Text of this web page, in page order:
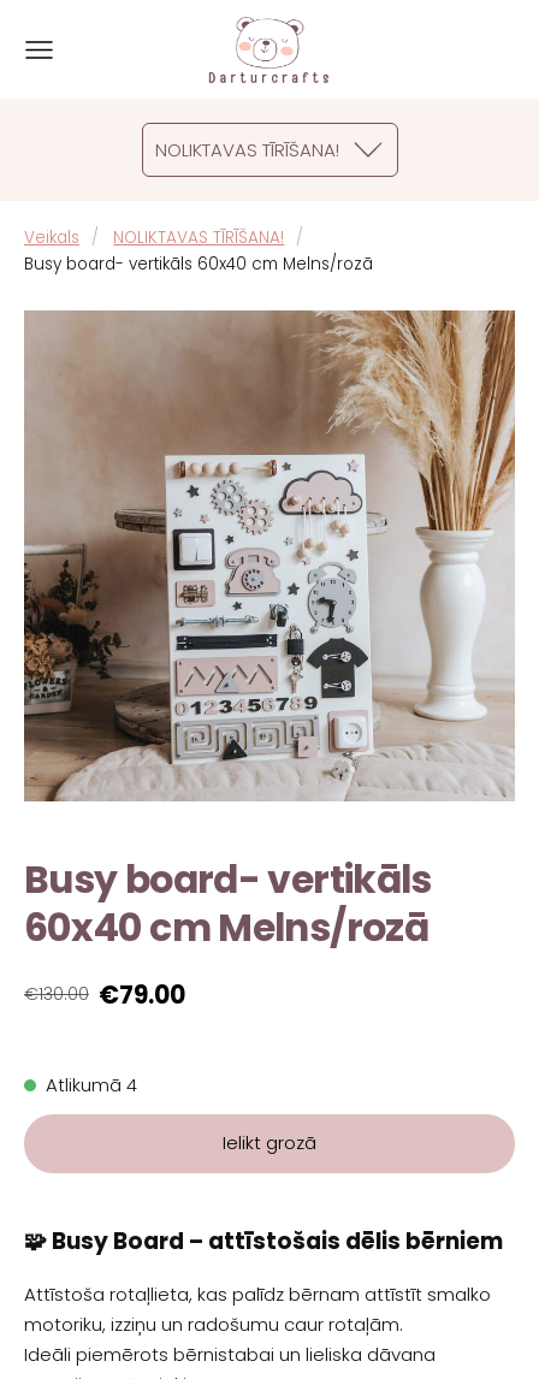
NOLIKTAVAS TĪRĪŠANA!
Veikals
NOLIKTAVAS TĪRĪŠANA!
Busy board- vertikāls 60x40 cm Melns/rozā
Busy board- vertikāls
60x40 cm Melns/rozā
€130.00 €79.00
Atlikumā 4
Ielikt grozā
🧩 Busy Board – attīstošais dēlis bērniem
Attīstoša rotaļlieta, kas palīdz bērnam attīstīt smalko
motoriku, izziņu un radošumu caur rotaļām.
Ideāli piemērots bērnistabai un lieliska dāvana